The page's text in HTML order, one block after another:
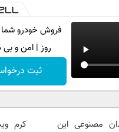
فروش خودرو
روز | امن و بی
ثبت
مصنوعی این کرم